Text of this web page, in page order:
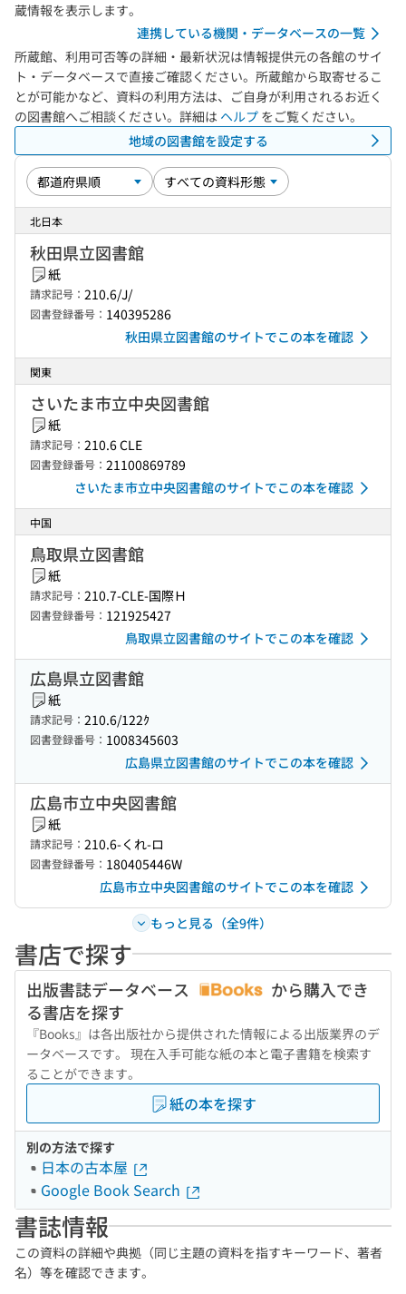
蔵情報を表示します。
連携している機関・データベースの一覧
所蔵館、利用可否等の詳細・最新状況は情報提供元の各館のサイ
ト・データベースで直接ご確認ください。所蔵館から取寄せるこ
とが可能かなど、資料の利用方法は、ご自身が利用されるお近く
の図書館へご相談ください。詳細は ヘルプ をご覧ください。
地域の図書館を設定する
北日本
秋田県立図書館
紙
請求記号： 210.6/J/
図書登録番号： 140395286
秋田県立図書館のサイトでこの本を確認
関東
さいたま市立中央図書館
紙
請求記号： 210.6 CLE
図書登録番号： 21100869789
さいたま市立中央図書館のサイトでこの本を確認
中国
鳥取県立図書館
紙
請求記号： 210.7-CLE-国際Ｈ
図書登録番号： 121925427
鳥取県立図書館のサイトでこの本を確認
広島県立図書館
紙
請求記号： 210.6/122ｸ
図書登録番号： 1008345603
広島県立図書館のサイトでこの本を確認
広島市立中央図書館
紙
請求記号： 210.6-くれ-ロ
図書登録番号： 180405446W
広島市立中央図書館のサイトでこの本を確認
もっと見る（全9件）
書店で探す
出版書誌データベース
から購入でき
る書店を探す
『Books』は各出版社から提供された情報による出版業界のデ
ータベースです。 現在入手可能な紙の本と電子書籍を検索す
ることができます。
紙の本を探す
別の方法で探す
日本の古本屋
Google Book Search
書誌情報
この資料の詳細や典拠（同じ主題の資料を指すキーワード、著者
名）等を確認できます。